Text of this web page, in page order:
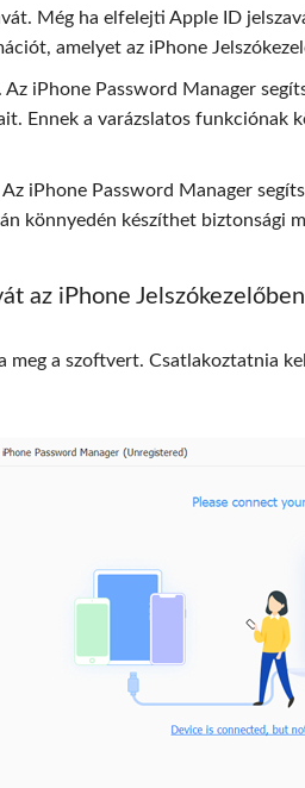
Még ha elfelejti Apple ID
amelyet az iPhone
iPhone Password Manager
Ennek a varázslatos
iPhone Password Manager
könnyedén készíthet biztonsági
az iPhone
meg a szoftvert. Csatlakoztatnia